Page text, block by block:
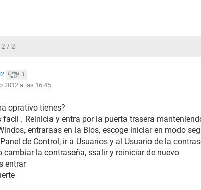
2 / 2
1
2012 a las 16:45
oprativo tienes?
facil . Reinicia y entra por la puerta trasera
entraraas en la Bios, escoge iniciar en modo
Panel de Control, ir a Usuarios y al Usuario de la
cambiar la contraseña, ssalir y reiniciar de nuevo
entrar